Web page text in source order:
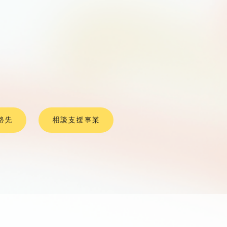
先 相談支援事業